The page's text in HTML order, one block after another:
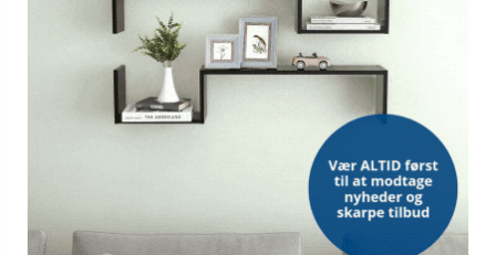
På lager På lager
TILBUD